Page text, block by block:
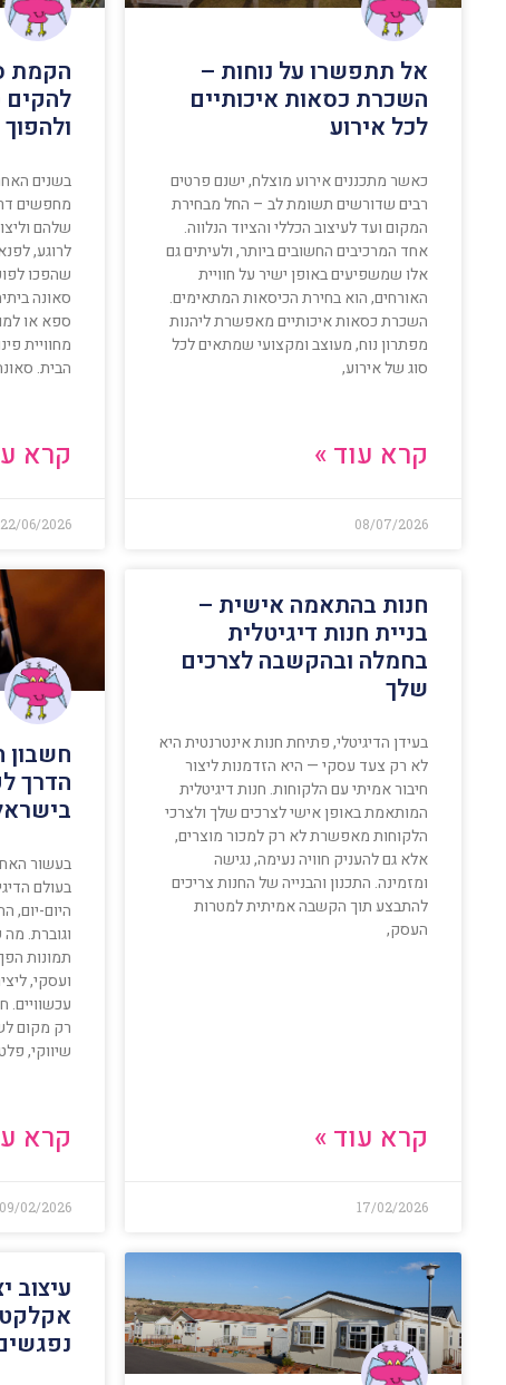
אל תתפשרו על נוחות –
השכרת כסאות איכותיים
לכל אירוע
כאשר מתכננים אירוע מוצלח, ישנם פרטים
רבים שדורשים תשומת לב – החל מבחירת
המקום ועד לעיצוב הכללי והציוד הנלווה.
אחד המרכיבים החשובים ביותר, ולעיתים גם
אלו שמשפיעים באופן ישיר על חוויית
האורחים, הוא בחירת הכיסאות המתאימים.
השכרת כסאות איכותיים מאפשרת ליהנות
מפתרון נוח, מעוצב ומקצועי שמתאים לכל
סוג של אירוע,
קרא עוד »
08/07/2026
הקמת
להקים
בשנים
מחפשים
שלהם
לרוגע,
שהפכו
סאונה
ספא או
מחוויית
הבית.
קרא
22/06/2026
חנות בהתאמה אישית –
בניית חנות דיגיטלית
בחמלה ובהקשבה לצרכים
שלך
בעידן הדיגיטלי, פתיחת חנות אינטרנטית היא
לא רק צעד עסקי — היא הזדמנות ליצור
חיבור אמיתי עם הלקוחות. חנות דיגיטלית
המותאמת באופן אישי לצרכים שלך ולצרכי
הלקוחות מאפשרת לא רק למכור מוצרים,
אלא גם להעניק חוויה נעימה, נגישה
ומזמינה. התכנון והבנייה של החנות צריכים
להתבצע תוך הקשבה אמיתית למטרות
העסק,
קרא עוד »
17/02/2026
הדרך
בעשור
בעולם
היום-יום,
וגוברת.
תמונות
ועסקי,
עכשוויים.
רק מקום
שיווקי,
קרא
09/02/2026
עיצוב